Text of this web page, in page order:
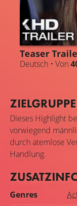
Teaser
Deutsch • Von
ZIELGRUPPE
Dieses Highlight
vorwiegend
durch atemlose
Handlung.
Genres